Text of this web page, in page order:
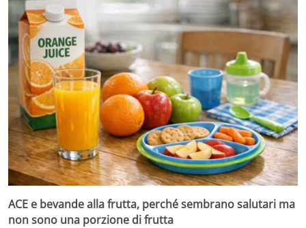
ACE e bevande alla frutta, perché sembrano salutari ma
non sono una porzione di frutta